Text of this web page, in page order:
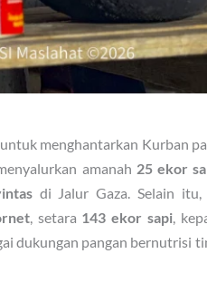
menghantarkan Kurban
amanah 25 ekor
di Jalur Gaza. Selain itu,
, setara 143 ekor sapi,
dukungan pangan bernutrisi